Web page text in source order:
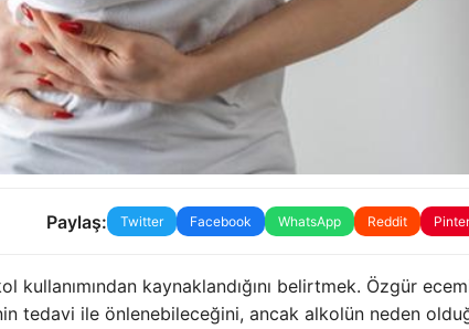
Paylaş: Twitter Facebook WhatsApp Reddit
kaynaklandığını belirtmek. Özgür
tedavi ile önlenebileceğini, ancak alkolün neden